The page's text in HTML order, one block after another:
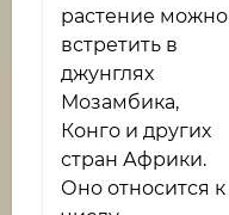
растение можно
встретить в
джунглях
Мозамбика,
Конго и других
стран Африки.
Оно относится к